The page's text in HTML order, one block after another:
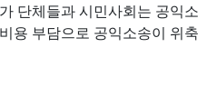
단체들과 시민사회는 공익소
용 부담으로 공익소송이 위축